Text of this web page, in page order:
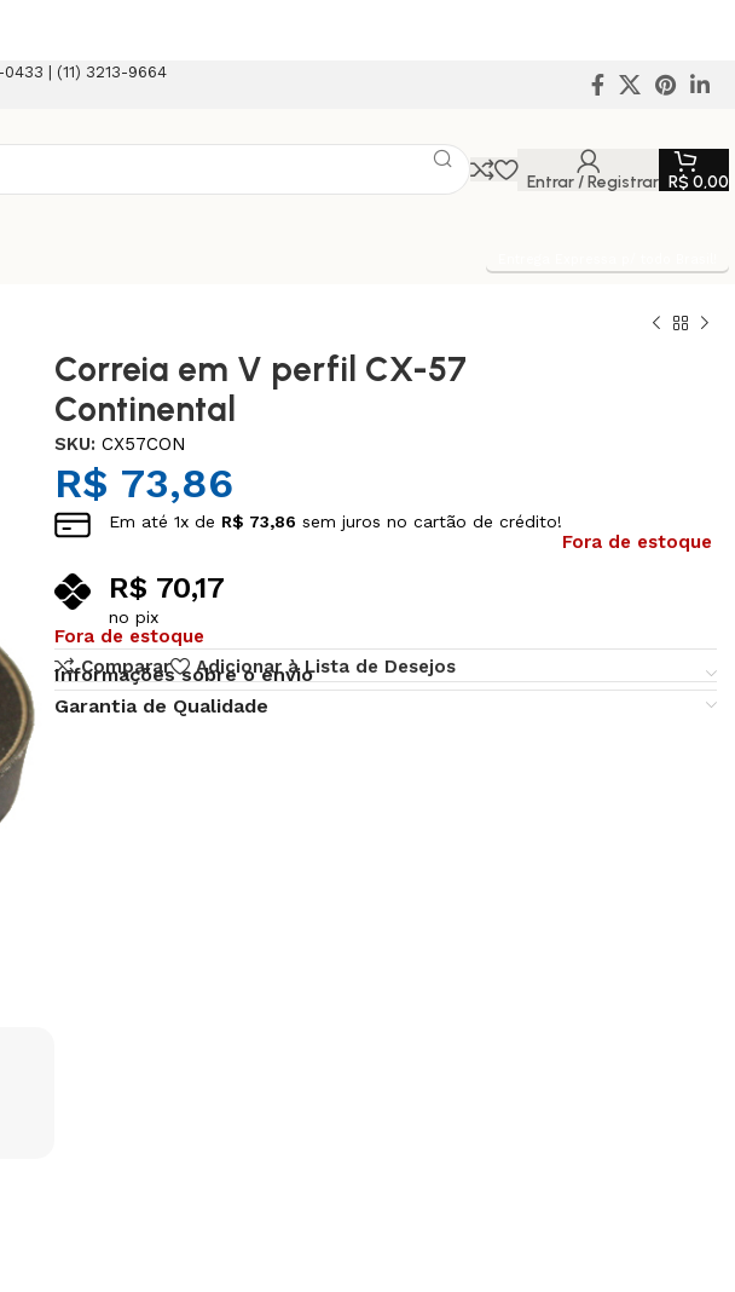
0433 | (11) 3213-9664
Entrar / Registrar R$ 0,00
Correia em V perfil CX-57
Continental
SKU:CX57CON
R$ 73,86
Em até1x de R$ 73,86 sem juros no cartão de crédito!
R$ 70,17
no pix
Fora de estoque
Fora de estoque
Comparar
Adicionar à Lista de Desejos
Informações sobre o envio
Garantia de Qualidade